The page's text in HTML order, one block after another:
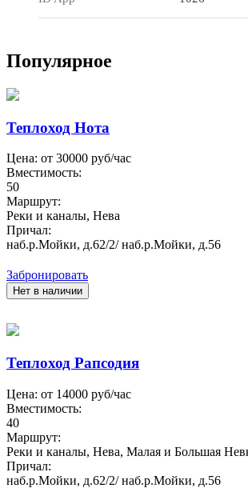
Популярное
Теплоход Нота
Цена: от 30000 руб/час
Вместимость:
50
Маршрут:
Реки и каналы, Нева
Причал:
наб.р.Мойки, д.62/2/ наб.р.Мойки, д.56
Забронировать
Нет в наличии
Теплоход Рапсодия
Цена: от 14000 руб/час
Вместимость:
40
Маршрут:
Реки и каналы, Нева, Малая и Большая
Причал:
наб.р.Мойки, д.62/2/ наб.р.Мойки, д.56